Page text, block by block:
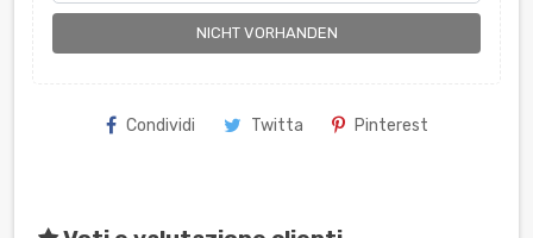
NICHT VORHANDEN
Condividi Twitta Pinterest